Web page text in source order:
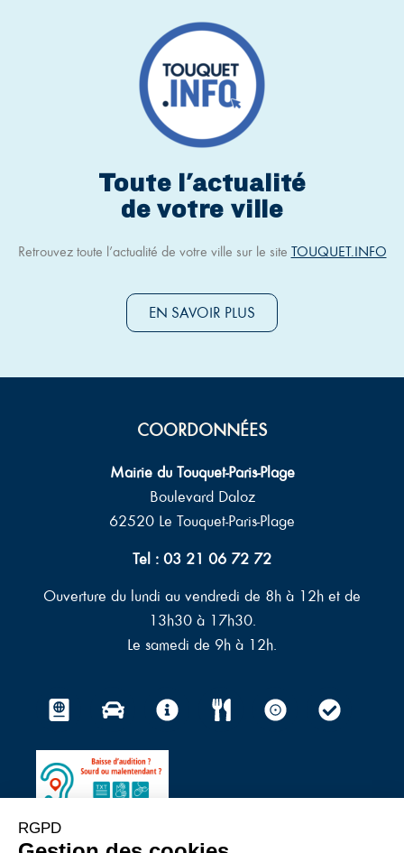
Toute l'actualité
de votre ville
Retrouvez toute l’actualité de votre ville sur le site TOUQUET.INFO
EN SAVOIR PLUS
COORDONNÉES
Mairie du Touquet-Paris-Plage
Boulevard Daloz
62520 Le Touquet-Paris-Plage
Tel : 03 21 06 72 72
Ouverture du lundi au vendredi de 8h à 12h et de
13h30 à 17h30.
Le samedi de 9h à 12h.